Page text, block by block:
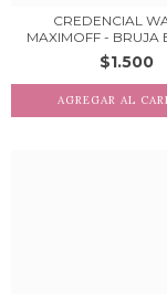
CREDENCIAL
MAXIMOFF - BRUJA
$1.500